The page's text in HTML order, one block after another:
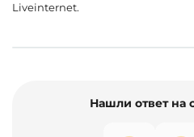
Liveinternet.
Нашли ответ на